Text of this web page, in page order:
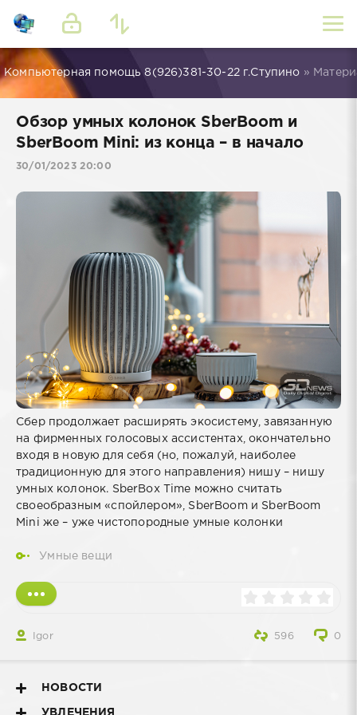
Компьютерная помощь 8(926)381-30-22 г.Ступино »
Обзор умных колонок SberBoom и
SberBoom Mini: из конца – в начало
30/01/2023 20:00
Сбер продолжает расширять экосистему, завязанную
на фирменных голосовых ассистентах, окончательно
входя в новую для себя (но, пожалуй, наиболее
традиционную для этого направления) нишу – нишу
умных колонок. SberBox Time можно считать
своеобразным «спойлером», SberBoom и SberBoom
Mini же – уже чистопородные умные колонки
Умные вещи
Igor 0
596
НОВОСТИ
УВЛЕЧЕНИЯ